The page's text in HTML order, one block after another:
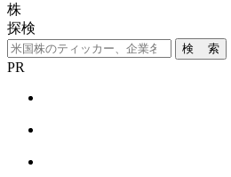
株
探検
検 索
PR